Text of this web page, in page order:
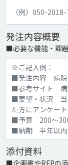
発注内容概要
■必要な機能・課
添付資料
■企画書やRFPの